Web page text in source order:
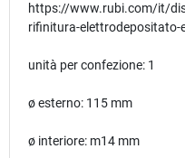
https://www.rubi.com/it/
rifinitura-elettrodepositato-
unità per confezione: 1
ø esterno: 115 mm
ø interiore: m14 mm